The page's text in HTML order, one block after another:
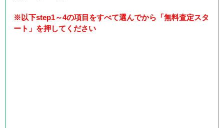
※以下step1～4の項目をすべて選んでから「無料査定スタ
ート」を押してください